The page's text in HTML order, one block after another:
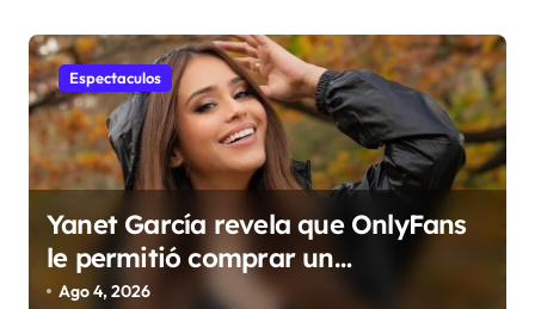
s
Espectaculos
Yanet García revela que OnlyFans
le permitió comprar un
departamento en Manhattan
Ago 4, 2026